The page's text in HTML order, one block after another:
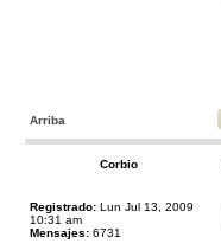
Arriba
Corbio
Registrado: Lun Jul 13, 2009
10:31 am
Mensajes: 6731